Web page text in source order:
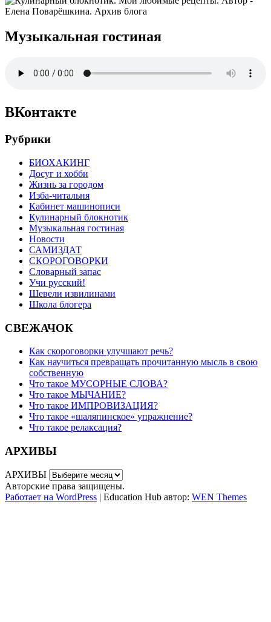
Музыкальная гостиная
ВКонтакте
Рубрики
БИОХАКИНГ
Досуг и хобби
Жизнь за городом
Изба-читальня
Кабинет машинописи
Кулинарный блокнотик
Музыкальная гостиная
Новости
САМИЗДАТ
СКОРОГОВОРКИ
Словарный запас
Учи русский!
Шевели извилинами
Школа блогера
СВЕЖАЧОК
Как скороговорки улучшают речь?
Как научиться превращать прочитанную мысль в свою
собственную
Что такое МУСОРНЫЕ СЛОВА?
Что такое МЫЧАНИЕ?
Что такое ИМПРОВИЗАЦИЯ?
Что такое «шаляпинское» упражнение?
Что такое релаксация?
АРХИВЫ
АРХИВЫ
Авторские права защищены.
Работает на WordPress | Education Hub автор: WEN Themes